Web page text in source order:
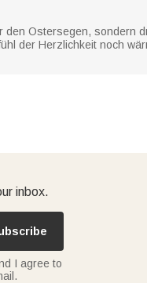
den Ostersegen, sondern
der Herzlichkeit noch
inbox.
I agree to